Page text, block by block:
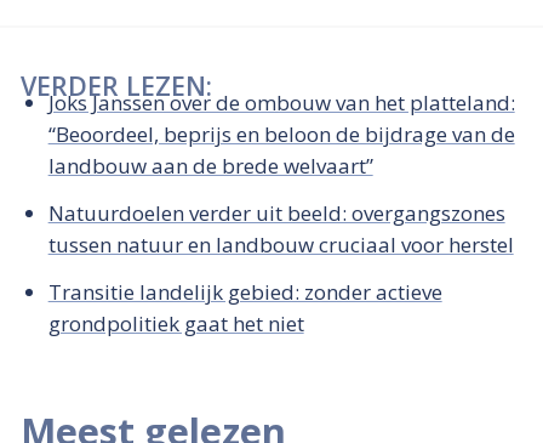
VERDER LEZEN:
Joks Janssen over de ombouw van het platteland:
“Beoordeel, beprijs en beloon de bijdrage van de
landbouw aan de brede welvaart”
Natuurdoelen verder uit beeld: overgangszones
tussen natuur en landbouw cruciaal voor herstel
Transitie landelijk gebied: zonder actieve
grondpolitiek gaat het niet
Meest gelezen